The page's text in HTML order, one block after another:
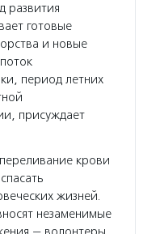
развития
готовые
и новые
период летних
присуждает
крови
жизней.
незаменимые